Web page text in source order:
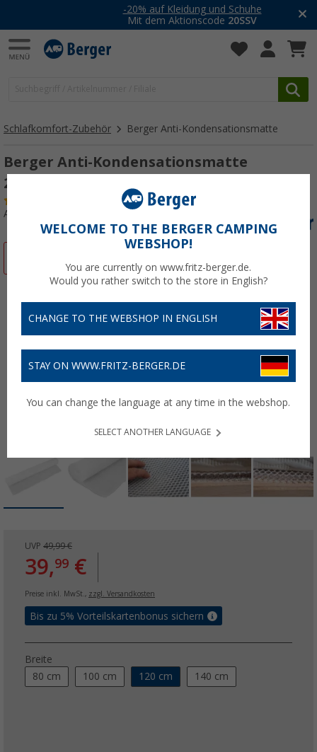
-20% auf Kleidung und Schuhe
Mit dem Aktionscode20SSV
Schlafkomfort-Zubehör Berger Anti-Kondensationsmatte
Berger Anti-Kondensationsmatte
200x120cm
Art.-Nr.: 532240
UVP 49,99 €
39,99 €
Preise inkl. MwSt., zzgl. Versandkosten
Bis zu 5% Vorteilskartenbonus sichern
Breite
80 cm
100 cm 120 cm 140 cm
WELCOME TO THE BERGER CAMPING
WEBSHOP!
You are currently on www.fritz-berger.de.
Would you rather switch to the store in English?
CHANGE TO THE WEBSHOP IN ENGLISH
STAY ON WWW.FRITZ-BERGER.DE
You can change the language at any time in the webshop.
SELECT ANOTHER LANGUAGE